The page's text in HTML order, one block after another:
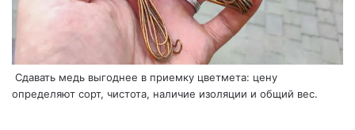
Сдавать медь выгоднее в приемку цветмета: цену
определяют сорт, чистота, наличие изоляции и общий вес.